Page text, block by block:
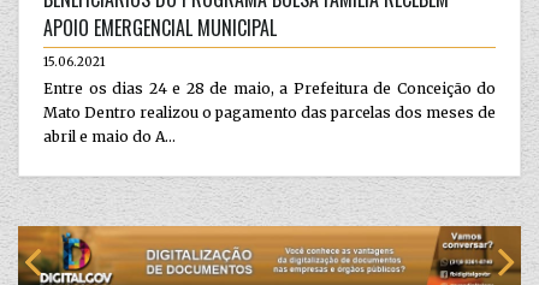
APOIO EMERGENCIAL MUNICIPAL
15.06.2021
Entre os dias 24 e 28 de maio, a Prefeitura de Conceição do
Mato Dentro realizou o pagamento das parcelas dos meses de
abril e maio do A...